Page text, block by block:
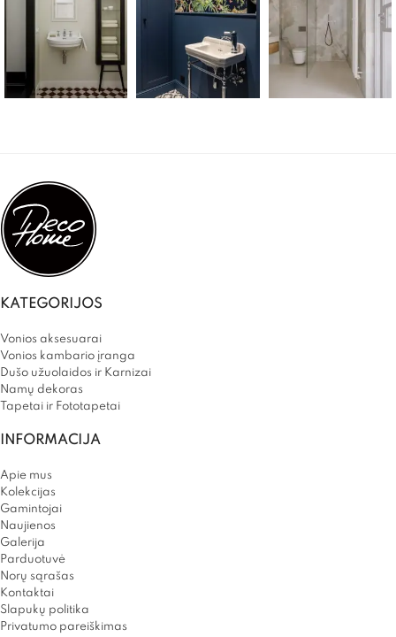
KATEGORIJOS
Vonios aksesuarai
Vonios kambario įranga
Dušo užuolaidos ir Karnizai
Namų dekoras
Tapetai ir Fototapetai
INFORMACIJA
Apie mus
Kolekcijas
Gamintojai
Naujienos
Galerija
Parduotuvė
Norų sąrašas
Kontaktai
Slapukų politika
Privatumo pareiškimas